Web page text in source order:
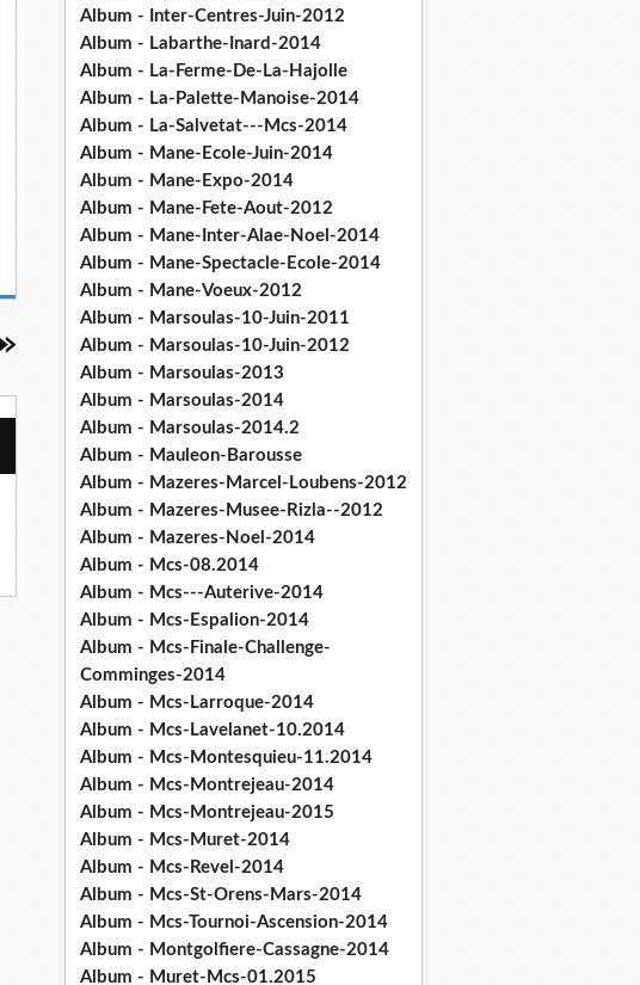
Album - Inter-Centres-Juin-2012
Album - Labarthe-Inard-2014
Album - La-Ferme-De-La-Hajolle
Album - La-Palette-Manoise-2014
Album - La-Salvetat---Mcs-2014
Album - Mane-Ecole-Juin-2014
Album - Mane-Expo-2014
Album - Mane-Fete-Aout-2012
Album - Mane-Inter-Alae-Noel-2014
Album - Mane-Spectacle-Ecole-2014
Album - Mane-Voeux-2012
Album - Marsoulas-10-Juin-2011
Album - Marsoulas-10-Juin-2012
Album - Marsoulas-2013
Album - Marsoulas-2014
Album - Marsoulas-2014.2
Album - Mauleon-Barousse
Album - Mazeres-Marcel-Loubens-2012
Album - Mazeres-Musee-Rizla--2012
Album - Mazeres-Noel-2014
Album - Mcs-08.2014
Album - Mcs---Auterive-2014
Album - Mcs-Espalion-2014
Album - Mcs-Finale-Challenge-
Comminges-2014
Album - Mcs-Larroque-2014
Album - Mcs-Lavelanet-10.2014
Album - Mcs-Montesquieu-11.2014
Album - Mcs-Montrejeau-2014
Album - Mcs-Montrejeau-2015
Album - Mcs-Muret-2014
Album - Mcs-Revel-2014
Album - Mcs-St-Orens-Mars-2014
Album - Mcs-Tournoi-Ascension-2014
Album - Montgolfiere-Cassagne-2014
Album - Muret-Mcs-01.2015